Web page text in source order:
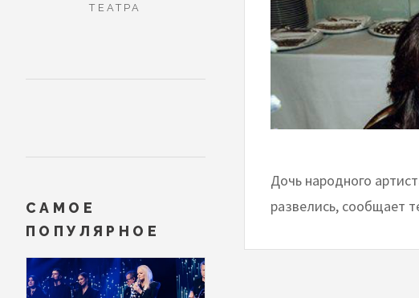
Дочь народного
развелись, сообщает
ТЕАТРА
САМОЕ
ПОПУЛЯРНОЕ